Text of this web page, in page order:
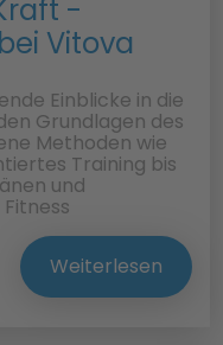
-
Vitova
Einblicke in die
Grundlagen des
Methoden wie
Training bis
und
Weiterlesen